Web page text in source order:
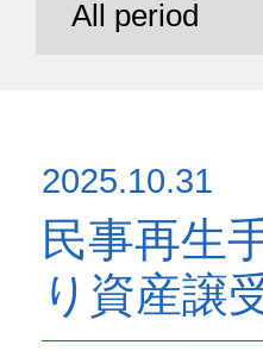
2025.10.31
民事再生
り資産譲